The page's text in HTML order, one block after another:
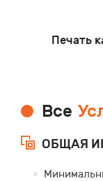
Печать
Все
ОБЩАЯ